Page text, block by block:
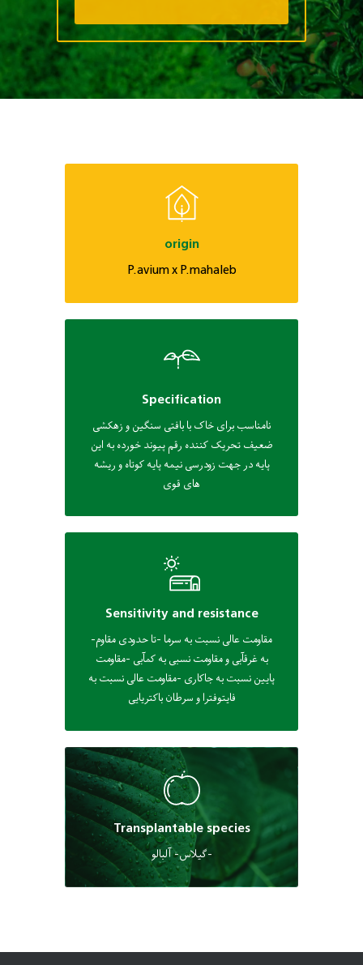
origin
P.avium x P.mahaleb
Specification
نامناسب برای خاک با بافتی سنگین و زهکشی
ضعیف تحریک کننده رقم پیوند خورده به این
پایه در جهت زودرسی نیمه پایه کوتاه و ریشه
های قوی
Sensitivity and resistance
-مقاومت عالی نسبت به سرما -تا حدودی مقاوم
به غرقآبی و مقاومت نسبی به کمآبی -مقاومت
پایین نسبت به جاکاری -مقاومت عالی نسبت به
فایتوفترا و سرطان باکتریایی
Transplantable species
گیلاس- آلبالو-